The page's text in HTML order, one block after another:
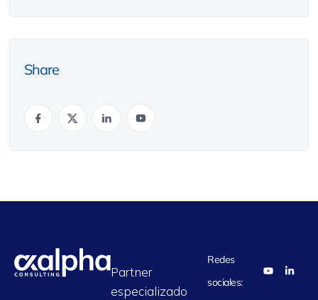
Share
Partner
especializado
Redes
sociales: